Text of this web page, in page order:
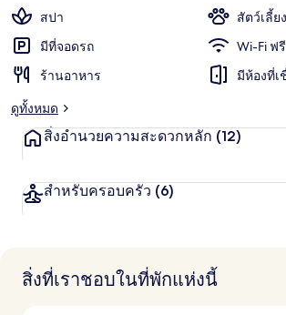
โกลเล
โซเน
สปา
สัตว์เลี้ย
มีที่จอดรถ
Wi-Fi ฟรี
ร้านอาหาร
มีห้องที่เ
ดูทั้งหมด
สิ่งอำนวยความสะดวกหลัก (12)
สำหรับครอบครัว (6)
สิ่งที่เราชอบในที่พักแห่งนี้